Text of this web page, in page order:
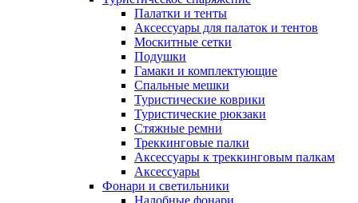
Палатки и тенты
Аксессуары для палаток и тентов
Москитные сетки
Подушки
Гамаки и комплектующие
Спальные мешки
Туристические коврики
Туристические рюкзаки
Стяжные ремни
Треккинговые палки
Аксессуары к треккинговым палкам
Аксессуары
Фонари и светильники
Налобные фонари